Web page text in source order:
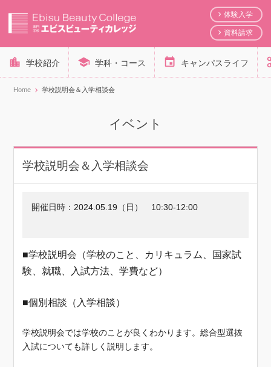
体験入学
資料請求
学校紹介 学科・コース キャンパスライフ
Home 学校説明会＆入学相談会
イベント
学校説明会＆入学相談会
開催日時： 2024.05.19（日） 10:30-12:00
■学校説明会（学校のこと、カリキュラム、国家試
験、就職、入試方法、学費など）
■個別相談（入学相談）
学校説明会では学校のことが良くわかります。総合型選抜
入試についても詳しく説明します。